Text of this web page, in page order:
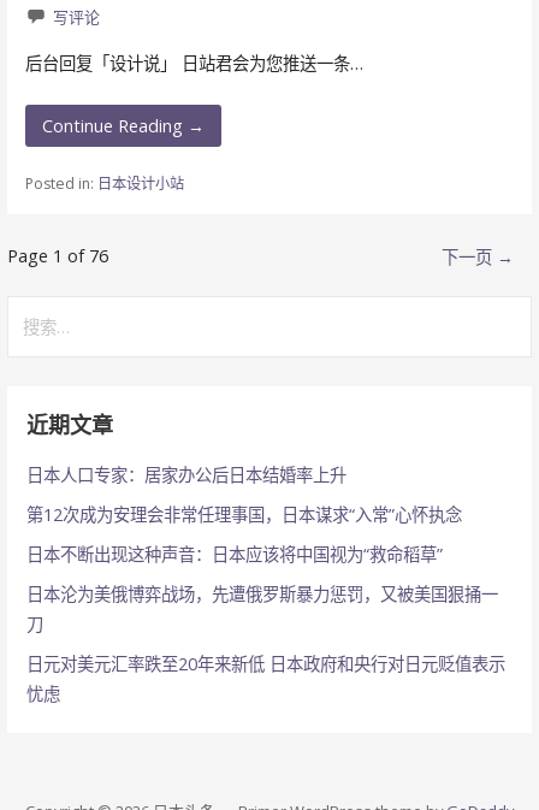
写评论
后台回复「设计说」 日站君会为您推送一条…
Continue Reading →
Posted in: 日本设计小站
文
章
Page 1 of 76 下一页 →
索：
近期文章
日本人口专家：居家办公后日本结婚率上升
第12次成为安理会非常任理事国，日本谋求“入常”心怀执念
日本不断出现这种声音：日本应该将中国视为“救命稻草”
日本沦为美俄博弈战场，先遭俄罗斯暴力惩罚，又被美国狠捅一
刀
日元对美元汇率跌至20年来新低 日本政府和央行对日元贬值表示
忧虑